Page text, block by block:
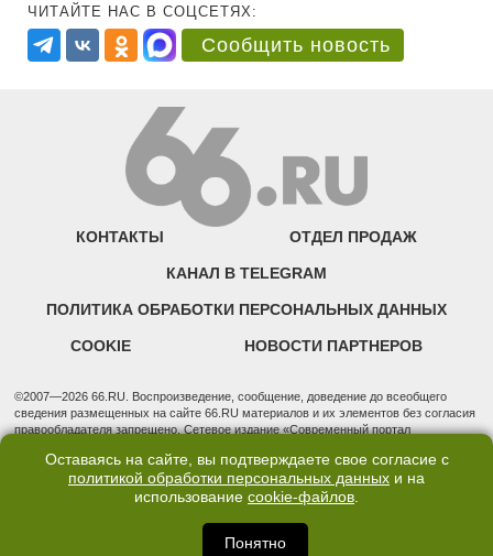
ЧИТАЙТЕ НАС В СОЦСЕТЯХ:
Сообщить новость
КОНТАКТЫ ОТДЕЛ ПРОДАЖ
КАНАЛ В TELEGRAM
ПОЛИТИКА ОБРАБОТКИ ПЕРСОНАЛЬНЫХ ДАННЫХ
COOKIE НОВОСТИ ПАРТНЕРОВ
©2007—2026 66.RU. Воспроизведение, сообщение, доведение до всеобщего
сведения размещенных на сайте 66.RU материалов и их элементов без согласия
правообладателя запрещено. Сетевое издание «Современный портал
надзору в сфере связи, информационных технологий и массовых коммуникаций
(Роскомнадзор). Регистрационный номер ЭЛ № ФС 77 - 76634 от 02.09.2019
Учредитель: Общество с ограниченной ответственностью "66.ру". Юридический
3, оф. 7015 Фактический адрес редакции и отдела продаж: 620014, Свердловская
обл., г. Екатеринбург, ул. Бориса Ельцина, д. 3, оф. 7015, +7 (343) 288-50-66
Оставаясь на сайте, вы подтверждаете свое согласие с
политикой обработки персональных данных и на
использование cookie-файлов.
Понятно